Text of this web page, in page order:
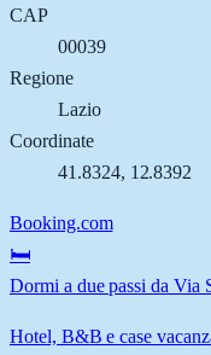
CAP
00039
Regione
Lazio
Coordinate
41.8324, 12.8392
Booking.com
🛏️
Dormi a due passi da Via
Hotel, B&B e case